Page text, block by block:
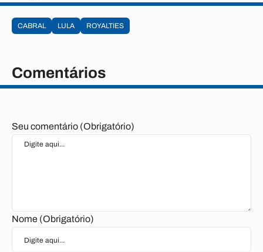
CABRAL LULA ROYALTIES
Comentários
Seu comentário (Obrigatório)
Nome (Obrigatório)